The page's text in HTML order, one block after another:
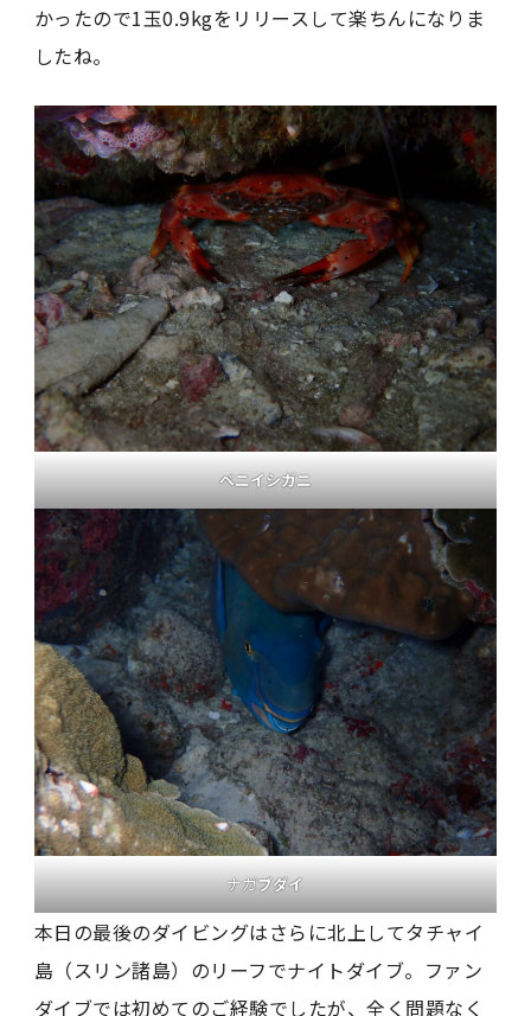
かったので1玉0.9kgをリリースして楽ちんになりま
したね。
ベニイシガニ
ナガブダイ
本日の最後のダイビングはさらに北上してタチャイ
島（スリン諸島）のリーフでナイトダイブ。ファン
ダイブでは初めてのご経験でしたが、全く問題なく